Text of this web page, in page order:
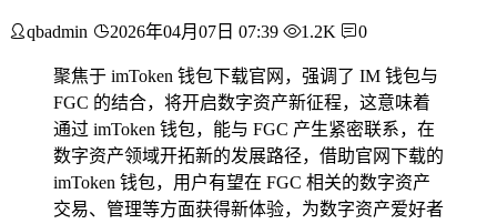
qbadmin 2026年04月07日 07:39 1.2K 0
聚焦于 imToken 钱包下载官网，强调了 IM 钱包与
FGC 的结合，将开启数字资产新征程，这意味着
通过 imToken 钱包，能与 FGC 产生紧密联系，在
数字资产领域开拓新的发展路径，借助官网下载的
imToken 钱包，用户有望在 FGC 相关的数字资产
交易、管理等方面获得新体验，为数字资产爱好者